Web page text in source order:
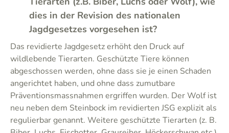
dies in der Revision des nationalen
Jagdgesetzes vorgesehen ist?
Das revidierte Jagdgesetz erhöht den Druck auf
wildlebende Tierarten. Geschützte Tiere können
abgeschossen werden, ohne dass sie je einen Schaden
angerichtet haben, und ohne dass zumutbare
Präventionsmassnahmen ergriffen wurden. Der Wolf ist
neu neben dem Steinbock im revidierten JSG explizit als
regulierbar genannt. Weitere geschützte Tierarten (z. B.